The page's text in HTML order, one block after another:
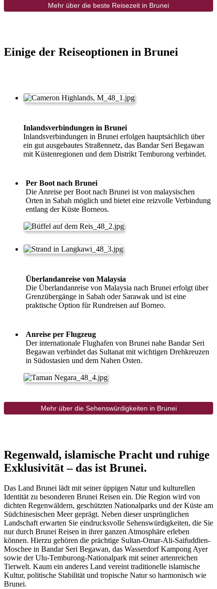
Mehr über die beste Reisezeit in Brunei
Einige der Reiseoptionen in Brunei
Inlandsverbindungen in Brunei
Inlandsverbindungen in Brunei erfolgen hauptsächlich über
ein gut ausgebautes Straßennetz, das Bandar Seri Begawan
mit Küstenregionen und dem Distrikt Temburong verbindet.
Per Boot nach Brunei
Die Anreise per Boot nach Brunei ist von malaysischen
Orten in Sabah möglich und bietet eine reizvolle Verbindung
entlang der Küste Borneos.
Überlandanreise von Malaysia
Die Überlandanreise von Malaysia nach Brunei erfolgt über
Grenzübergänge in Sabah oder Sarawak und ist eine
praktische Option für Rundreisen auf Borneo.
Anreise per Flugzeug
Der internationale Flughafen von Brunei nahe Bandar Seri
Begawan verbindet das Sultanat mit wichtigen Drehkreuzen
in Südostasien und dem Nahen Osten.
Mehr über die Sehenswürdigkeiten in Brunei
Regenwald, islamische Pracht und ruhige
Exklusivität – das ist Brunei.
Das Land Brunei lädt mit seiner üppigen Natur und kulturellen
Identität zu besonderen Brunei Reisen ein. Die Region wird von
dichten Regenwäldern, geschützten Nationalparks und der Küste am
Südchinesischen Meer geprägt. Neben dieser ursprünglichen
Landschaft erwarten Sie eindrucksvolle Sehenswürdigkeiten, die Sie
nur durch Brunei Reisen in ihrer ganzen Atmosphäre erleben
können. Hierzu gehören die prächtige Sultan-Omar-Ali-Saifuddien-
Moschee in Bandar Seri Begawan, das Wasserdorf Kampong Ayer
sowie der Ulu-Temburong-Nationalpark mit seiner artenreichen
Tierwelt. Kaum ein anderes Land vereint traditionelle islamische
Kultur, politische Stabilität und tropische Natur so harmonisch wie
Brunei.